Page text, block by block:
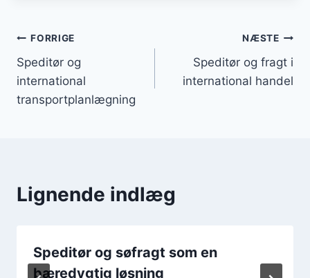
Indlægsnavigation
FORRIGE
Speditør og
international
transportplanlægning
NÆSTE
Speditør og fragt i
international handel
Lignende indlæg
Speditør og søfragt som en
bæredygtig løsning